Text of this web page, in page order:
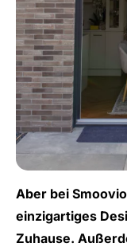
Aber bei
einzigartiges
Zuhause.